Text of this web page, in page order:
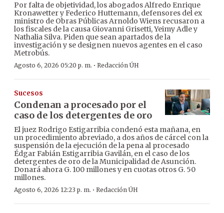
Por falta de objetividad, los abogados Alfredo Enrique
Kronawetter y Federico Huttemann, defensores del ex
ministro de Obras Públicas Arnoldo Wiens recusaron a
los fiscales de la causa Giovanni Grisetti, Yeimy Adle y
Nathalia Silva. Piden que sean apartados de la
investigación y se designen nuevos agentes en el caso
Metrobús.
Agosto 6, 2026 05:20 p. m. · Redacción ÚH
Sucesos
Condenan a procesado por el
caso de los detergentes de oro
El juez Rodrigo Estigarribia condenó esta mañana, en
un procedimiento abreviado, a dos años de cárcel con la
suspensión de la ejecución de la pena al procesado
Édgar Fabián Estigarribia Gavilán, en el caso de los
detergentes de oro de la Municipalidad de Asunción.
Donará ahora G. 100 millones y en cuotas otros G. 50
millones.
Agosto 6, 2026 12:23 p. m. · Redacción ÚH